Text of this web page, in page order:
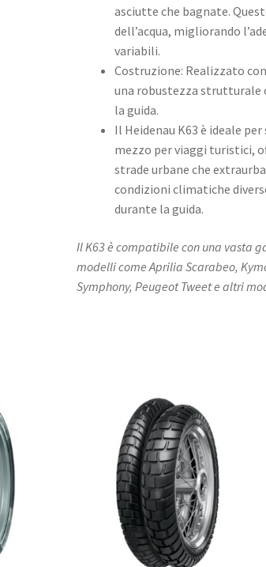
asciutte che bagnate.
dell’acqua, migliorando
variabili.​
Costruzione: Realizzato
una robustezza strutturale
la guida.
Il Heidenau K63 è ideale
mezzo per viaggi turistici,
strade urbane che
condizioni climatiche
durante la guida.​
Il K63 è compatibile con una vasta
modelli come Aprilia Scarabeo,
Symphony, Peugeot Tweet e altri